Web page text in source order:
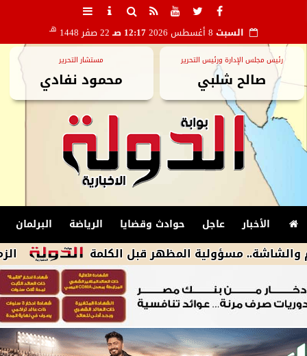
السبت 12:17 صـ 22 صفر 1448 هـ
رئيس مجلس الإدارة ورئيس التحرير
صالح شلبي
مستشار التحرير
محمود نفادي
الأخبار عاجل حوادث وقضايا الرياضة البرلمان
الزمالك يكشف أسباب استبعاد 4 مسؤولية المظهر قبل الكلمة